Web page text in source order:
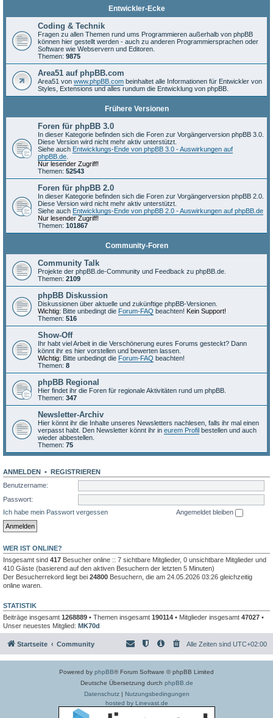
Entwickler-Ecke
Coding & Technik
Fragen zu allen Themen rund ums Programmieren außerhalb von phpBB
können hier gestellt werden - auch zu anderen Programmiersprachen oder
Software wie Webservern und Editoren.
Themen: 9875
Area51 auf phpBB.com
Area51 von www.phpBB.com beinhaltet alle Informationen für Entwickler von
Styles, Extensions und alles rundum die Entwicklung von phpBB.
Frühere Versionen
Foren für phpBB 3.0
In dieser Kategorie befinden sich die Foren zur Vorgängerversion phpBB 3.0.
Diese Version wird nicht mehr aktiv unterstützt.
Siehe auch Entwicklungs-Ende von phpBB 3.0 - Auswirkungen auf
phpBB.de
Nur lesender Zugriff!
Themen: 52543
Foren für phpBB 2.0
In dieser Kategorie befinden sich die Foren zur Vorgängerversion phpBB 2.0.
Diese Version wird nicht mehr aktiv unterstützt.
Siehe auch Entwicklungs-Ende von phpBB 2.0 - Auswirkungen auf phpBB.de
Nur lesender Zugriff!
Themen: 101867
Community-Foren
Community Talk
Projekte der phpBB.de-Community und Feedback zu phpBB.de.
Themen: 2109
phpBB Diskussion
Diskussionen über aktuelle und zukünftige phpBB-Versionen.
Wichtig: Bitte unbedingt die Forum-FAQ beachten! Kein Support!
Themen: 516
Show-Off
Ihr habt viel Arbeit in die Verschönerung eures Forums gesteckt? Dann
könnt ihr es hier vorstellen und bewerten lassen.
Wichtig: Bitte unbedingt die Forum-FAQ beachten!
Themen: 8
phpBB Regional
Hier findet ihr die Foren für regionale Aktivitäten rund um phpBB.
Themen: 347
Newsletter-Archiv
Hier könnt ihr die Inhalte unseres Newsletters nachlesen, falls ihr mal einen
verpasst habt. Den Newsletter könnt ihr in eurem Profil bestellen und auch
wieder abbestellen.
Themen: 75
ANMELDEN • REGISTRIEREN
Benutzername:
Passwort:
Ich habe mein Passwort vergessen
Angemeldet bleiben
WER IST ONLINE?
Insgesamt sind 417 Besucher online :: 7 sichtbare Mitglieder, 0 unsichtbare Mitglieder und
410 Gäste (basierend auf den aktiven Besuchern der letzten 5 Minuten)
Der Besucherrekord liegt bei 24800 Besuchern, die am 24.05.2026 03:26 gleichzeitig
online waren.
STATISTIK
Beiträge insgesamt 1268889 • Themen insgesamt 190114 • Mitglieder insgesamt 47027 •
Unser neuestes Mitglied: MK70d
Startseite Community Alle Zeiten sind UTC+02:00
Powered by phpBB® Forum Software © phpBB Limited
Deutsche Übersetzung durch phpBB.de
Datenschutz| Nutzungsbedingungen
hosted by Linevast.de